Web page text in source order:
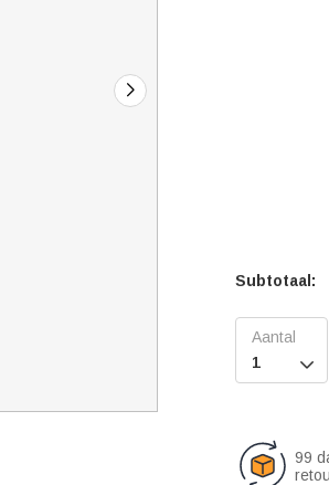
Subtotaal:

99